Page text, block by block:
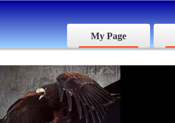
My Page